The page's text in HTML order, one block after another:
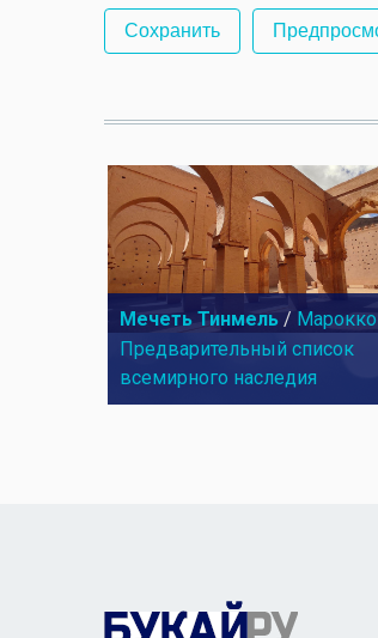
Мечеть Тинмель / Марокко
Предварительный список
всемирного наследия